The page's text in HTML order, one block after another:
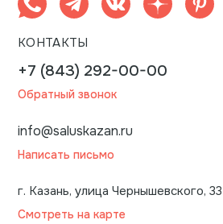
КОНТАКТЫ
+7 (843) 292-00-00
Обратный звонок
info@saluskazan.ru
Написать письмо
г. Казань, улица Чернышевского, 33
Смотреть на карте